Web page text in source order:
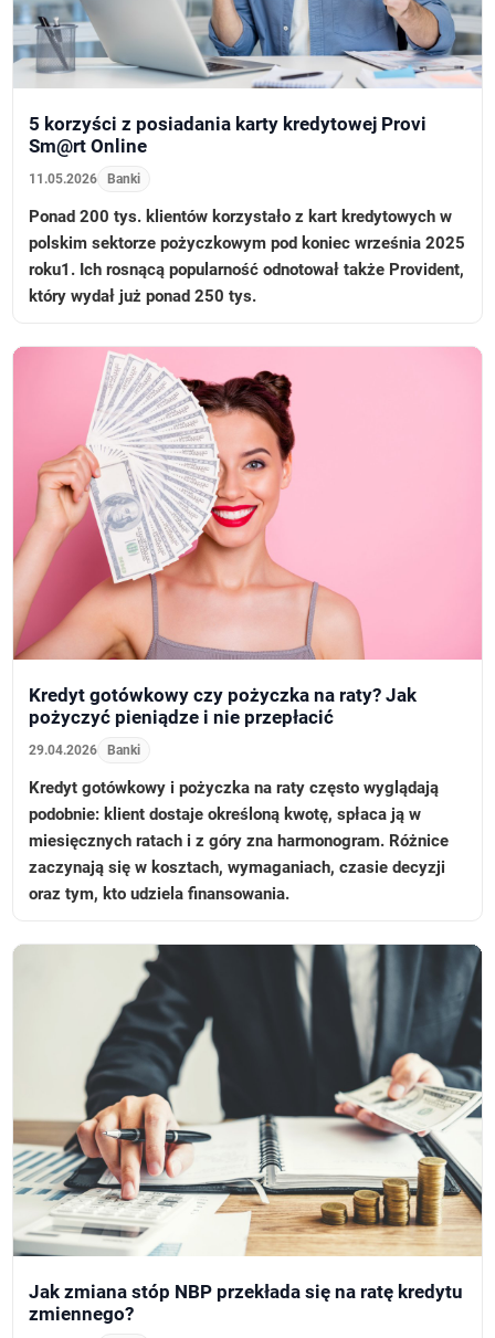
5 korzyści z posiadania karty kredytowej Provi
Sm@rt Online
11.05.2026 Banki
Ponad 200 tys. klientów korzystało z kart kredytowych w
polskim sektorze pożyczkowym pod koniec września 2025
roku1. Ich rosnącą popularność odnotował także Provident,
który wydał już ponad 250 tys.
Kredyt gotówkowy czy pożyczka na raty? Jak
pożyczyć pieniądze i nie przepłacić
29.04.2026 Banki
Kredyt gotówkowy i pożyczka na raty często wyglądają
podobnie: klient dostaje określoną kwotę, spłaca ją w
miesięcznych ratach i z góry zna harmonogram. Różnice
zaczynają się w kosztach, wymaganiach, czasie decyzji
oraz tym, kto udziela finansowania.
Jak zmiana stóp NBP przekłada się na ratę kredytu
zmiennego?